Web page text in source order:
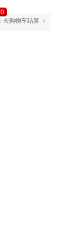
0
去购物车结算